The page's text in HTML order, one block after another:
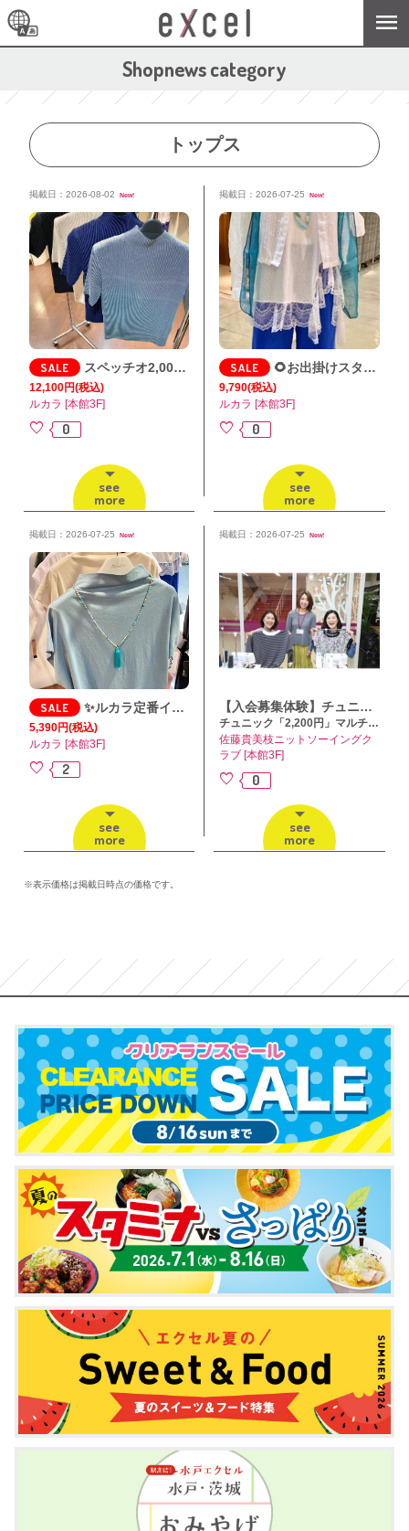
Shopnews category
トップス
掲載日：2026-08-02 New!
SALE スペッチオ2,000.3,000円OFF
12,100円(税込)
ルカラ [本館3F]
0
see
more
掲載日：2026-07-25 New!
SALE 🌻お出掛けスタイル🌻
9,790(税込)
ルカラ [本館3F]
0
see
more
掲載日：2026-07-25 New!
SALE ✨ルカラ定番インナー✨再入荷✨
5,390円(税込)
ルカラ [本館3F]
2
see
more
掲載日：2026-07-25 New!
【入会募集体験】チュニックorトレーナー作成・マルチクロス転写・夏休み親子体験
チュニック「2,200円」マルチクロス「550円」
佐藤貴美枝ニットソーイングク
ラブ [本館3F]
0
see
more
※表示価格は掲載日時点の価格です。